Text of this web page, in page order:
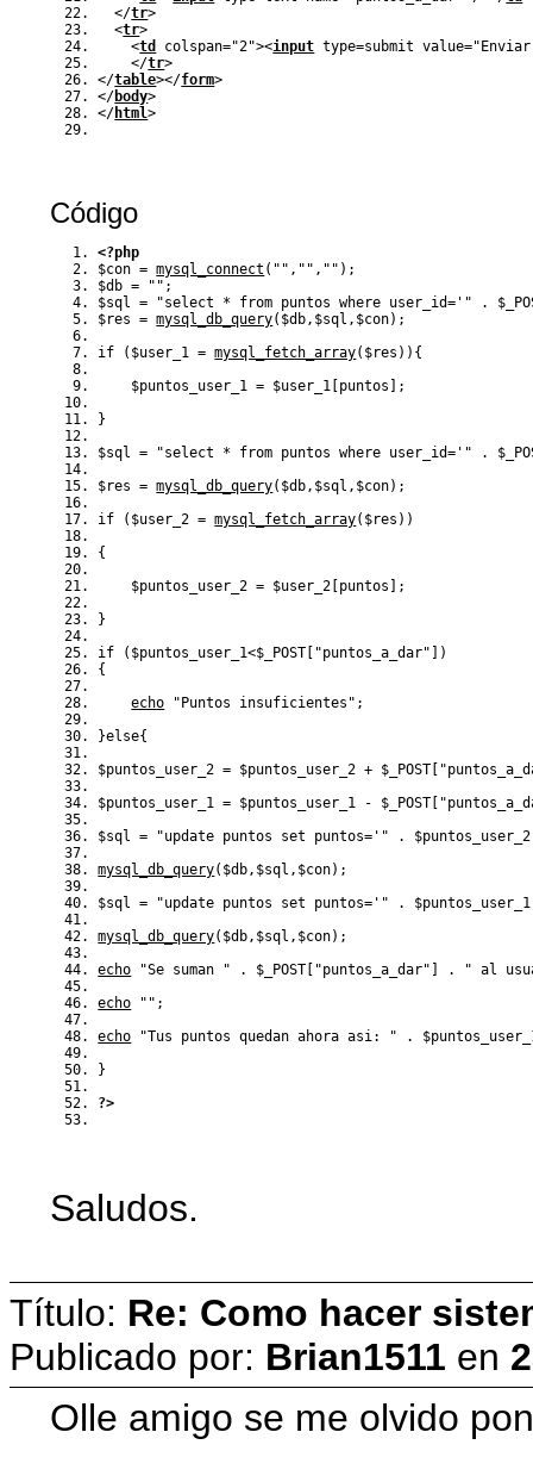
</tr>
<tr>
<td colspan="2"><input type=submit value=
</tr>
</table></form>
</body>
</html>
Código
<?php
$con = mysql_connect ( "" , "" , "" ) ;
$db = "" ;
$sql = "select * from puntos where user_id='" .
$res = mysql_db_query( $db, $sql , $con) ;
if
( $user_1 = mysql_fetch_array( $res ) ) {
$puntos_user_1 = $user_1 [puntos ] ;
}
$sql = "select * from puntos where user_id='" .
$res = mysql_db_query( $db, $sql , $con) ;
if
( $user_2 = mysql_fetch_array( $res ) )
{
$puntos_user_2 = $user_2 [puntos ] ;
}
if
( $puntos_user_1<$_POST [ "puntos_a_dar" ] )
{
echo
"Puntos insuficientes" ;
}else{
$puntos_user_2 = $puntos_user_2 + $_POST [
$puntos_user_1 = $puntos_user_1 - $_POST [
$sql = "update puntos set puntos='" .
$puntos_user_2
mysql_db_query( $db, $sql , $con) ;
$sql = "update puntos set puntos='" .
$puntos_user_1
mysql_db_query( $db, $sql , $con) ;
echo
"Se suman " . $_POST [ "puntos_a_dar" ] .
" al
echo
"" ;
echo
"Tus puntos quedan ahora asi: " .
}
?>
Saludos.
Título: Re: Como hacer
Publicado por: Brian1511 en
Olle amigo se me olvido